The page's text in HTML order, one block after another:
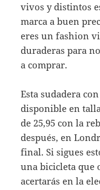
vivos y distintos
marca a buen
eres un fashion
duraderas para
a comprar.
Esta sudadera
disponible en
de 25,95 con la
después, en
final. Si sigues
una bicicleta que
acertarás en la